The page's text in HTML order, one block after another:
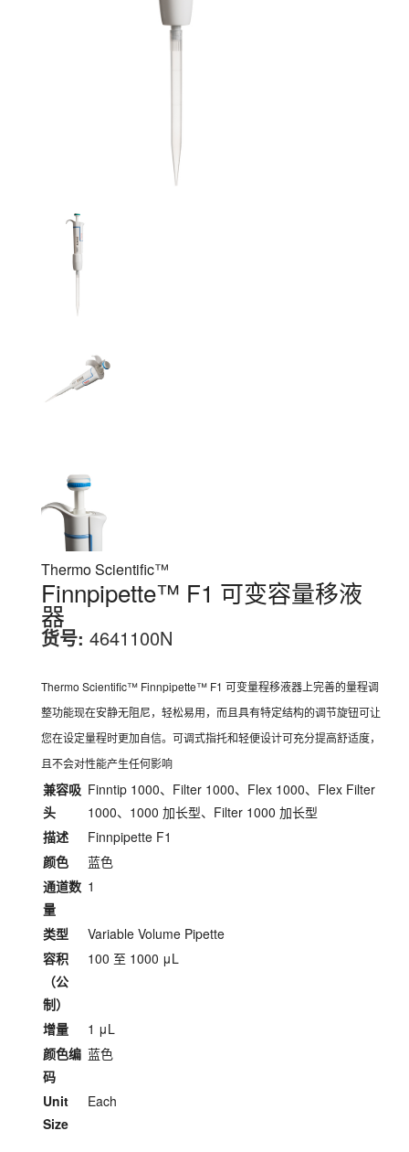
Thermo Scientific™
Finnpipette™ F1 可变容量移液
器
货号: 4641100N
Thermo Scientific™ Finnpipette™ F1 可变量程移液器上完善的量程调
整功能现在安静无阻尼，轻松易用，而且具有特定结构的调节旋钮可让
您在设定量程时更加自信。可调式指托和轻便设计可充分提高舒适度，
且不会对性能产生任何影响
兼容吸
头
Finntip 1000、Filter 1000、Flex 1000、Flex Filter
1000、1000 加长型、Filter 1000 加长型
描述
Finnpipette F1
颜色
蓝色
通道数
量
1
类型
Variable Volume Pipette
容积
（公
制）
100 至 1000 μL
增量
1 μL
颜色编
码
蓝色
Unit
Size
Each